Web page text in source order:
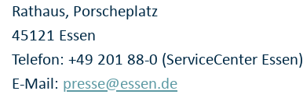
Rathaus, Porscheplatz
45121 Essen
Telefon: +49 201 88-0 (ServiceCenter Essen)
E-Mail: presse@essen.de